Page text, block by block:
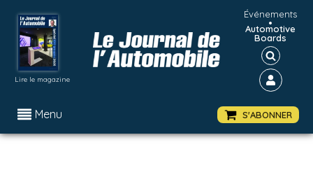
Lire le magazine
Événements
•
Automotive
Boards
Menu S'ABONNER